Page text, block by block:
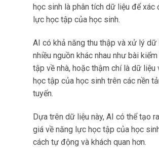
học sinh là phân tích dữ liệu để xác
lực học tập của học sinh.
AI có khả năng thu thập và xử lý dữ
nhiều nguồn khác nhau như bài
tập về nhà, hoặc thậm chí là dữ liệu
học tập của học sinh trên các nền
tuyến.
Dựa trên dữ liệu này, AI có thể tạo
giá về năng lực học tập của học
cách tự động và khách quan hơn.